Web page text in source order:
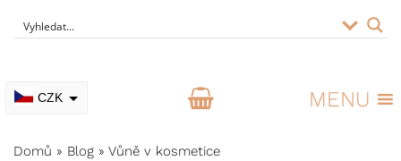
ELABELA Beauty Kvalitní kosmetika pro vás
CZK MENU
Domů » Blog » Vůně v kosmetice